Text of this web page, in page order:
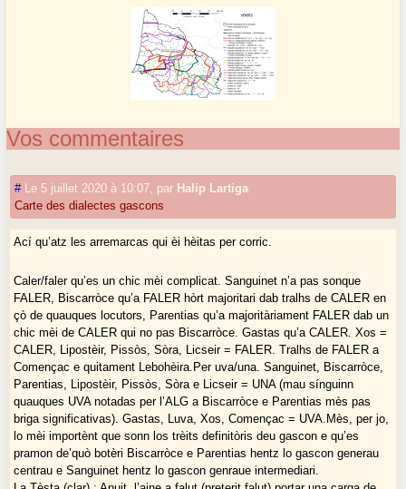
Vos commentaires
# Le 5 juillet 2020 à 10:07 par Halip Lartiga
Carte des dialectes gascons
Ací qu’atz les arremarcas qui èi hèitas per corric.
Caler/faler qu’es un chic mèi complicat. Sanguinet n’a pas sonque
FALER, Biscarròce qu’a FALER hòrt majoritari dab tralhs de CALER en
çò de quauques locutors, Parentias qu’a majoritàriament FALER dab un
chic mèi de CALER qui no pas Biscarròce. Gastas qu’a CALER. Xos =
CALER, Lipostèir, Pissòs, Sòra, Licseir = FALER. Tralhs de FALER a
Començac e quitament Lebohèira.Per uva/una. Sanguinet, Biscarròce,
Parentias, Lipostèir, Pissòs, Sòra e Licseir = UNA (mau sínguinn
quauques UVA notadas per l’ALG a Biscarròce e Parentias mès pas
briga significativas). Gastas, Luva, Xos, Començac = UVA.Mès, per jo,
lo mèi importènt que sonn los trèits definitòris deu gascon e qu’es
pramon de’quò botèri Biscarròce e Parentias hentz lo gascon generau
centrau e Sanguinet hentz lo gascon genraue intermediari.